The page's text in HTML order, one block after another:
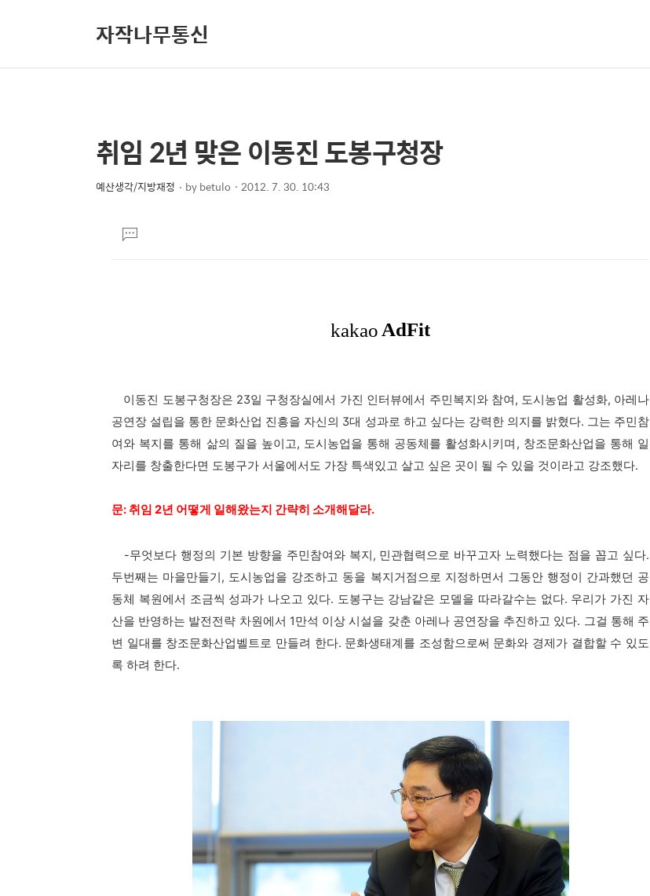
자작나무통신
상
세
컨
본
문
제
취임 2년 맞은 이동진 도봉구청장
예산생각/지방재정 bybetulo 2012. 7. 30. 10:43
댓
글
이동진 도봉구청장은 23일 구청장실에서 가진 인터뷰에서 주민복지와 참여, 도시농업 활성화, 아레나
공연장 설립을 통한 문화산업 진흥을 자신의 3대 성과로 하고 싶다는 강력한 의지를 밝혔다. 그는 주민참
여와 복지를 통해 삶의 질을 높이고, 도시농업을 통해 공동체를 활성화시키며, 창조문화산업을 통해 일
자리를 창출한다면 도봉구가 서울에서도 가장 특색있고 살고 싶은 곳이 될 수 있을 것이라고 강조했다.
문: 취임 2년 어떻게 일해왔는지 간략히 소개해달라.
-무엇보다 행정의 기본 방향을 주민참여와 복지, 민관협력으로 바꾸고자 노력했다는 점을 꼽고 싶다.
두번째는 마을만들기, 도시농업을 강조하고 동을 복지거점으로 지정하면서 그동안 행정이 간과했던 공
동체 복원에서 조금씩 성과가 나오고 있다. 도봉구는 강남같은 모델을 따라갈수는 없다. 우리가 가진 자
산을 반영하는 발전전략 차원에서 1만석 이상 시설을 갖춘 아레나 공연장을 추진하고 있다. 그걸 통해 주
변 일대를 창조문화산업벨트로 만들려 한다. 문화생태계를 조성함으로써 문화와 경제가 결합할 수 있도
록 하려 한다.